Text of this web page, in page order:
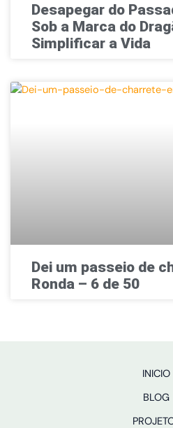
Desapegar do
Sob a Marca do
Simplificar a Vida
Dei um passeio de
Ronda – 6 de 50
INICIO
BLOG